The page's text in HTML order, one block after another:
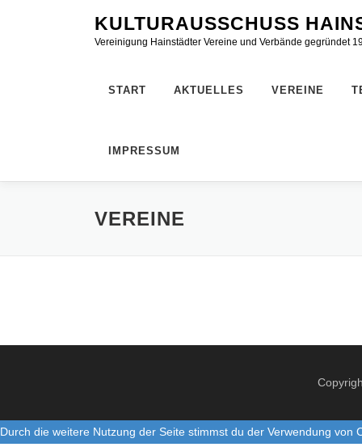
KULTURAUSSCHUSS
Vereinigung Hainstädter Vereine und Verbände gegründet
START AKTUELLES VEREINE
IMPRESSUM
VEREINE
Durch die weitere Nutzung der Seite stimmst du der Verwendung von